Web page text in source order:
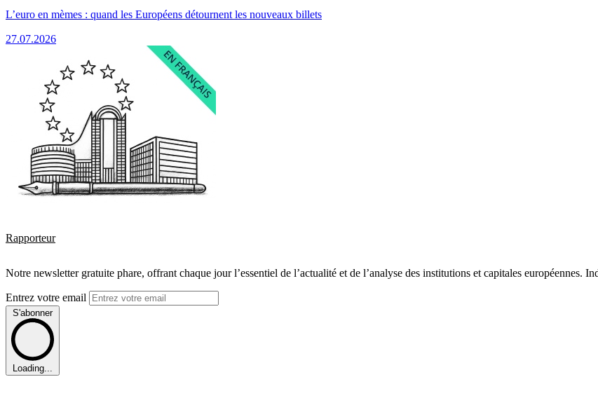
L’euro en mèmes : quand les Européens détournent les nouveaux billets
27.07.2026
Rapporteur
Notre newsletter gratuite phare, offrant chaque jour l’essentiel de l’actualité et de l’analyse des institutions et capitales européennes.
Entrez votre email
S'abonner
Loading...